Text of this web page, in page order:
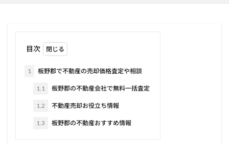
目次
1 板野郡で不動産の売却価格査定や相談
1.1 板野郡の不動産会社で無料一括査定
1.2 不動産売却お役立ち情報
1.3 板野郡の不動産おすすめ情報